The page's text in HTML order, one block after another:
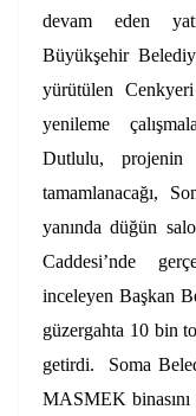
devam eden
Büyükşehir
yürütülen
yenileme
Dutlulu,
tamamlanacağı,
yanında düğün
Caddesi’nde
inceleyen Başkan
güzergahta 10 bin
getirdi. Soma
MASMEK